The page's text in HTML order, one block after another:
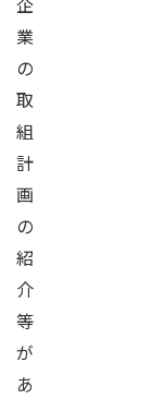
業
の
取
組
計
画
の
紹
介
等
が
あ